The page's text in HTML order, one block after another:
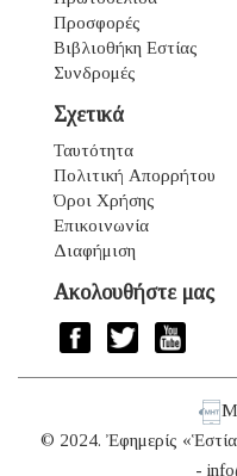
Προσφορές
Βιβλιοθήκη Εστίας
Συνδρομές
Σχετικά
Ταυτότητα
Πολιτική Απορρήτου
Όροι Χρήσης
Επικοινωνία
Διαφήμιση
Ακολουθήστε μας
© 2024. Ἐφημερίς
-